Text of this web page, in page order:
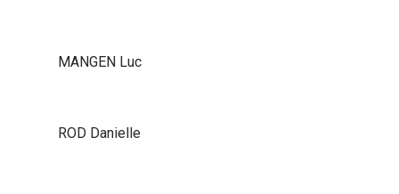
MANGEN Luc
ROD Danielle